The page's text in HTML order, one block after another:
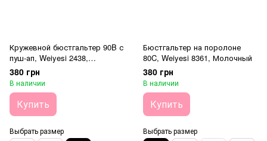
Кружевной бюстгальтер 90B с
пуш-ап, Weiyesi 2438,
Молочный
380 грн
В наличии
Купить
Выбрать размер
Бюстгальтер на поролоне
80C, Weiyesi 8361, Молочный
380 грн
В наличии
Купить
Выбрать размер